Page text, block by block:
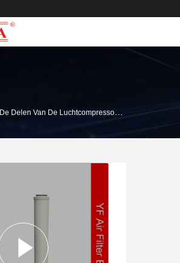
De Delen Van De Luchtcompressor >